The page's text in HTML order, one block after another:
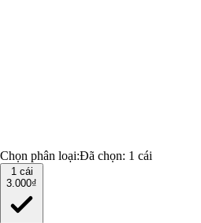
Chọn phân loại:Đã chọn: 1 cái
1 cái
3.000₫